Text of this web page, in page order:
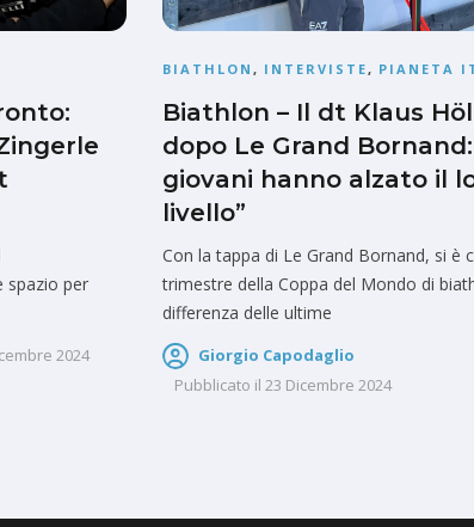
spazio per
2024
BIATHLON , INTERVISTE, PIANETA
Biathlon – Il dt Klaus
dopo Le Grand Bornand:
giovani hanno alzato il
livello”
Con la tappa di Le Grand Bornand, si è
trimestre della Coppa del Mondo di
differenza delle ultime
Giorgio Capodaglio
Pubblicato il 23 Dicembre 2024